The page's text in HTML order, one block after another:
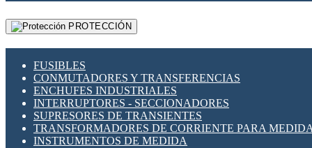
PROTECCIÓN
FUSIBLES
CONMUTADORES Y TRANSFERENCIAS
ENCHUFES INDUSTRIALES
INTERRUPTORES - SECCIONADORES
SUPRESORES DE TRANSIENTES
TRANSFORMADORES DE CORRIENTE PARA
INSTRUMENTOS DE MEDIDA